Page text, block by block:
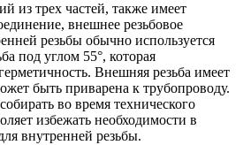
из трех частей, также имеет
внешнее резьбовое
резьбы обычно используется
под углом 55°, которая
Внешняя резьба имеет
быть приварена к трубопроводу.
во время технического
избежать необходимости в
внутренней резьбы.